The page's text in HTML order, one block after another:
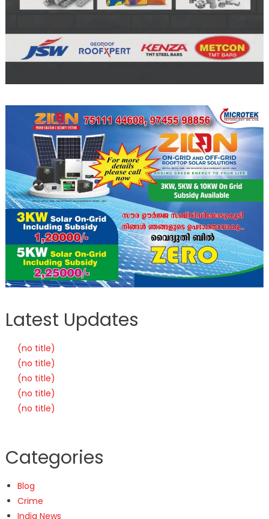
Latest Updates
(no title)
(no title)
(no title)
(no title)
(no title)
Categories
Blog
Crime
India News